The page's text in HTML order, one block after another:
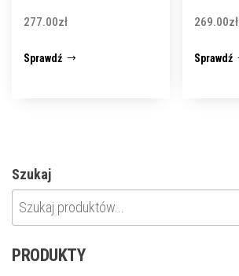
277.00zł
Sprawdź
269.00zł
Sprawdź
Szukaj
PRODUKTY